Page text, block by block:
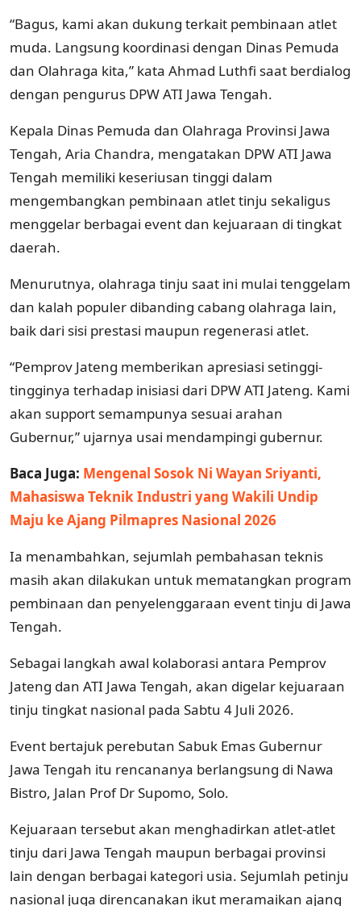
“Bagus, kami akan dukung terkait pembinaan atlet
muda. Langsung koordinasi dengan Dinas Pemuda
dan Olahraga kita,” kata Ahmad Luthfi saat berdialog
dengan pengurus DPW ATI Jawa Tengah.
Kepala Dinas Pemuda dan Olahraga Provinsi Jawa
Tengah, Aria Chandra, mengatakan DPW ATI Jawa
Tengah memiliki keseriusan tinggi dalam
mengembangkan pembinaan atlet tinju sekaligus
menggelar berbagai event dan kejuaraan di tingkat
daerah.
Menurutnya, olahraga tinju saat ini mulai tenggelam
dan kalah populer dibanding cabang olahraga lain,
baik dari sisi prestasi maupun regenerasi atlet.
“Pemprov Jateng memberikan apresiasi setinggi-
tingginya terhadap inisiasi dari DPW ATI Jateng. Kami
akan support semampunya sesuai arahan
Gubernur,” ujarnya usai mendampingi gubernur.
Baca Juga: Mengenal Sosok Ni Wayan Sriyanti,
Mahasiswa Teknik Industri yang Wakili Undip
Maju ke Ajang Pilmapres Nasional 2026
Ia menambahkan, sejumlah pembahasan teknis
masih akan dilakukan untuk mematangkan program
pembinaan dan penyelenggaraan event tinju di Jawa
Tengah.
Sebagai langkah awal kolaborasi antara Pemprov
Jateng dan ATI Jawa Tengah, akan digelar kejuaraan
tinju tingkat nasional pada Sabtu 4 Juli 2026.
Event bertajuk perebutan Sabuk Emas Gubernur
Jawa Tengah itu rencananya berlangsung di Nawa
Bistro, Jalan Prof Dr Supomo, Solo.
Kejuaraan tersebut akan menghadirkan atlet-atlet
tinju dari Jawa Tengah maupun berbagai provinsi
lain dengan berbagai kategori usia. Sejumlah petinju
nasional juga direncanakan ikut meramaikan ajang